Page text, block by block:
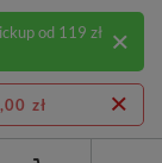
od 119 zł
zł